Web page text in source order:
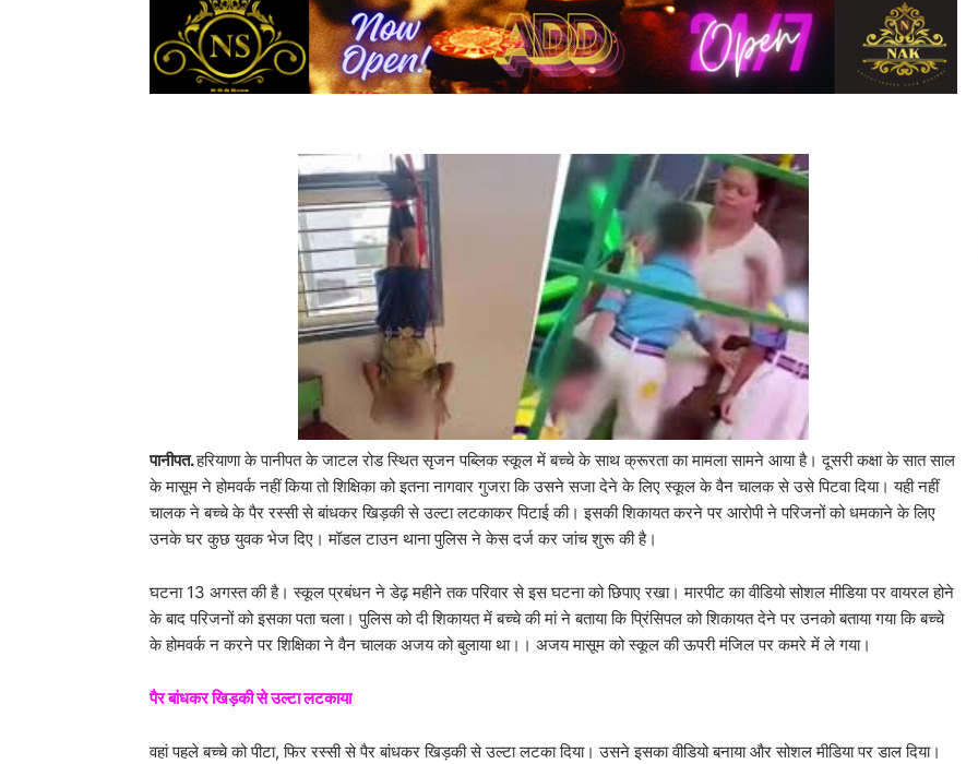
पानीपत.हरियाणा के पानीपत के जाटल रोड स्थित सृजन पब्लिक स्कूल में बच्चे के साथ क्रूरता का मामला सामने आया है। दूसरी कक्षा के सात साल
के मासूम ने होमवर्क नहीं किया तो शिक्षिका को इतना नागवार गुजरा कि उसने सजा देने के लिए स्कूल के वैन चालक से उसे पिटवा दिया। यही नहीं
चालक ने बच्चे के पैर रस्सी से बांधकर खिड़की से उल्टा लटकाकर पिटाई की। इसकी शिकायत करने पर आरोपी ने परिजनों को धमकाने के लिए
उनके घर कुछ युवक भेज दिए। मॉडल टाउन थाना पुलिस ने केस दर्ज कर जांच शुरू की है।
घटना 13 अगस्त की है। स्कूल प्रबंधन ने डेढ़ महीने तक परिवार से इस घटना को छिपाए रखा। मारपीट का वीडियो सोशल मीडिया पर वायरल होने
के बाद परिजनों को इसका पता चला। पुलिस को दी शिकायत में बच्चे की मां ने बताया कि प्रिंसिपल को शिकायत देने पर उनको बताया गया कि बच्चे
के होमवर्क न करने पर शिक्षिका ने वैन चालक अजय को बुलाया था।। अजय मासूम को स्कूल की ऊपरी मंजिल पर कमरे में ले गया।
पैर बांधकर खिड़की से उल्टा लटकाया
वहां पहले बच्चे को पीटा, फिर रस्सी से पैर बांधकर खिड़की से उल्टा लटका दिया। उसने इसका वीडियो बनाया और सोशल मीडिया पर डाल दिया।